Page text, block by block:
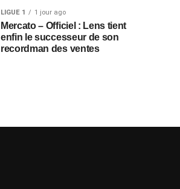
LIGUE 1 1 jour ago
Mercato – Officiel : Lens tient
enfin le successeur de son
recordman des ventes